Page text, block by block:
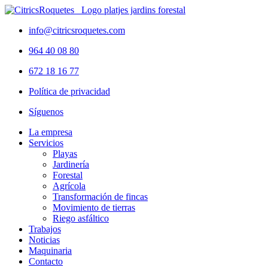
info@citricsroquetes.com
964 40 08 80
672 18 16 77
Política de privacidad
Síguenos
La empresa
Servicios
Playas
Jardinería
Forestal
Agrícola
Transformación de fincas
Movimiento de tierras
Riego asfáltico
Trabajos
Noticias
Maquinaria
Contacto